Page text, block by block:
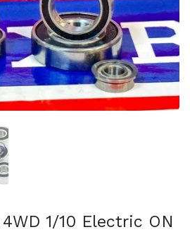
2 anzeigen
1/10 Electric ON